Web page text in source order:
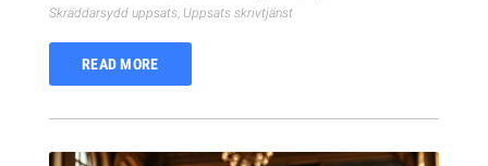
Skräddarsydd uppsats, Uppsats skrivtjänst
READ MORE